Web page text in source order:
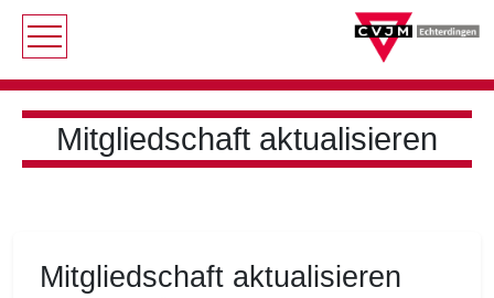
Mitgliedschaft aktualisieren
Mitgliedschaft aktualisieren